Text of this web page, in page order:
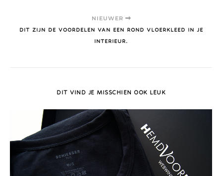
NIEUWER
DIT ZIJN DE VOORDELEN VAN EEN ROND VLOERKLEED IN JE
INTERIEUR.
DIT VIND JE MISSCHIEN OOK LEUK